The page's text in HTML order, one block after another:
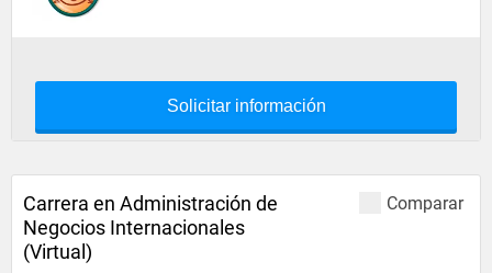
Solicitar información
Comparar
Carrera en Administración de
Negocios Internacionales
(Virtual)